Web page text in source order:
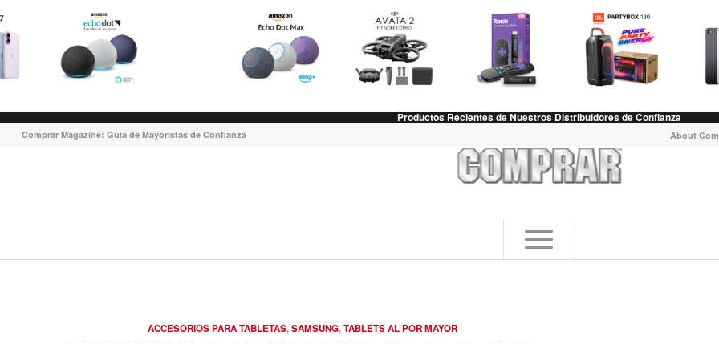
Productos Recientes de Nuestros Distribuidores de Confianza
About
Comprar Magazine: Guia de Mayoristas de Confianza
ACCESORIOS PARA TABLETAS,SAMSUNG,TABLETS AL POR MAYOR